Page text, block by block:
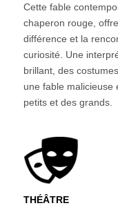
Cette fable
chaperon rouge,
différence et la
curiosité. Une
brillant, des
une fable malicieuse
petits et des grands.
THÉÂTRE